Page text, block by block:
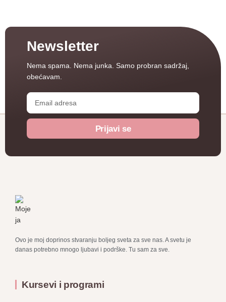
Newsletter
Nema spama. Nema junka. Samo probran sadržaj,
obećavam.
Prijavi se
Ovo je moj doprinos stvaranju boljeg sveta za sve nas. A svetu je
danas potrebno mnogo ljubavi i podrške. Tu sam za sve.
Kursevi i programi